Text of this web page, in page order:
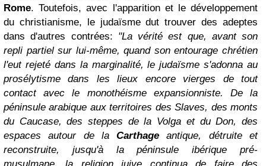
Rome. Toutefois, avec l'apparition et le développement
du christianisme, le judaïsme dut trouver des adeptes
dans d'autres contrées: "La vérité est que, avant son
repli partiel sur lui-même, quand son entourage chrétien
l'eut rejeté dans la marginalité, le judaïsme s'adonna au
prosélytisme dans les lieux encore vierges de tout
contact avec le monothéisme expansionniste. De la
péninsule arabique aux territoires des Slaves, des monts
du Caucase, des steppes de la Volga et du Don, des
espaces autour de laCarthage antique, détruite et
reconstruite, jusqu'à la péninsule ibérique pré-